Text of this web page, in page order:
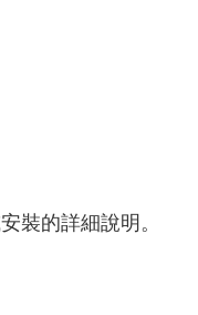
裝的詳細說明。